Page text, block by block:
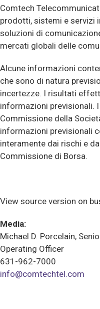
Comtech
prodotti, sistemi e servizi
soluzioni di
mercati globali delle
Alcune informazioni
che sono di natura
incertezze. I risultati
informazioni previsionali.
Commissione della
informazioni previsionali
interamente dai rischi e
Commissione di Borsa.
View source version on
Media:
Michael D. Porcelain,
Operating Officer
631-962-7000
info@comtechtel.com